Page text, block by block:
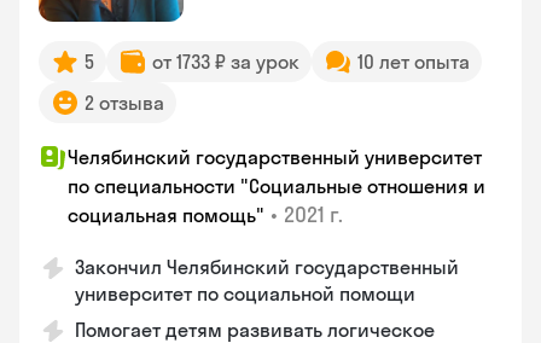
5 от 1733 ₽ за урок
10 лет опыта
2 отзыва
Челябинский государственный университет
по специальности "Социальные отношения и
социальная помощь" • 2021 г.
Закончил Челябинский государственный
университет по социальной помощи
Помогает детям развивать логическое